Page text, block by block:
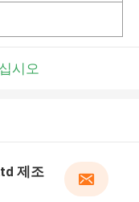
시오
제조